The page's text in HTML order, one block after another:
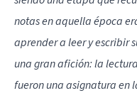
notas en aquella época
aprender a leer y escribir
una gran afición: la
fueron una asignatura en